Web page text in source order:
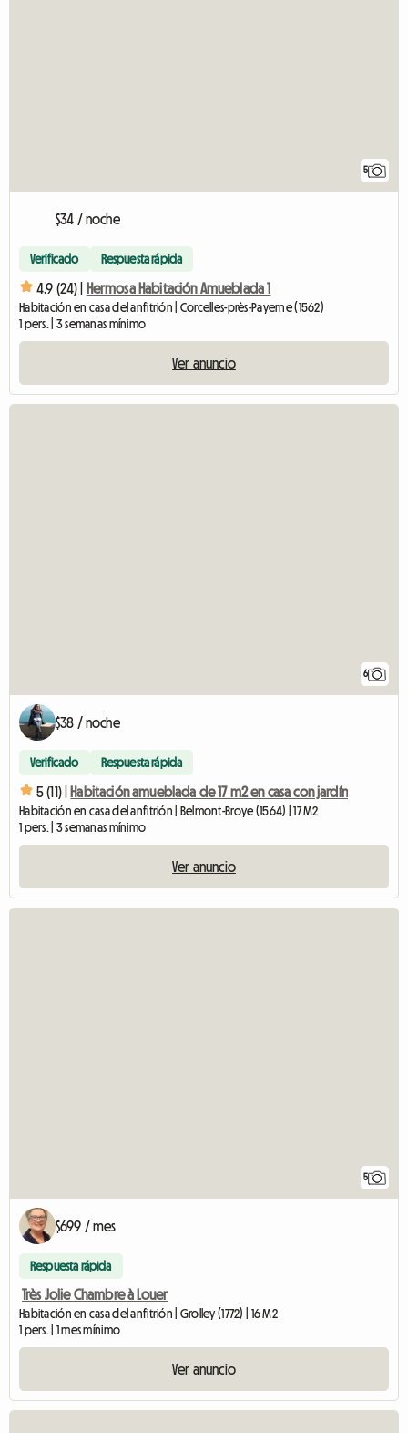
5
$34 / noche
Verificado Respuesta rápida
4.9 (24) | Hermosa Habitación Amueblada 1
Habitación en casa del anfitrión | Corcelles-près-Payerne (1562)
1 pers. | 3 semanas mínimo
Ver anuncio
6
$38 / noche
Verificado Respuesta rápida
5 (11) | Habitación amueblada de 17 m2 en casa con jardín
Habitación en casa del anfitrión | Belmont-Broye (1564) | 17 M2
1 pers. | 3 semanas mínimo
Ver anuncio
5
$699 / mes
Respuesta rápida
Très Jolie Chambre à Louer
Habitación en casa del anfitrión | Grolley (1772) | 16 M2
1 pers. | 1 mes mínimo
Ver anuncio